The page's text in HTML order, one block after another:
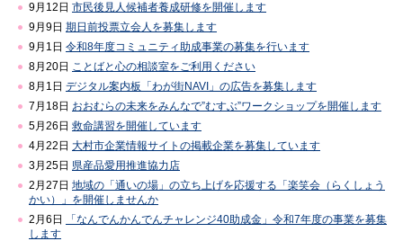
9月12日 市民後見人候補者養成研修を開催します
9月9日 期日前投票立会人を募集します
9月1日 令和8年度コミュニティ助成事業の募集を行います
8月20日 ことばと心の相談室をご利用ください
8月1日 デジタル案内板「わが街NAVI」の広告を募集します
7月18日 おおむらの未来をみんなで”むすぶ”ワークショップを開催します
5月26日 救命講習を開催しています
4月22日 大村市企業情報サイトの掲載企業を募集しています
3月25日 県産品愛用推進協力店
2月27日 地域の「通いの場」の立ち上げを応援する「楽笑会（らくしょう
かい）」を開催しませんか
2月6日
「なんでんかんでんチャレンジ40助成金」令和7年度の事業を募集
します